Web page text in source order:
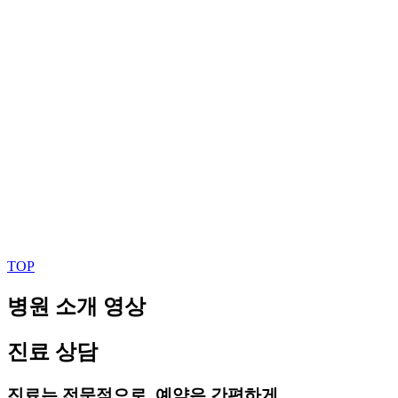
TOP
병원 소개 영상
진료 상담